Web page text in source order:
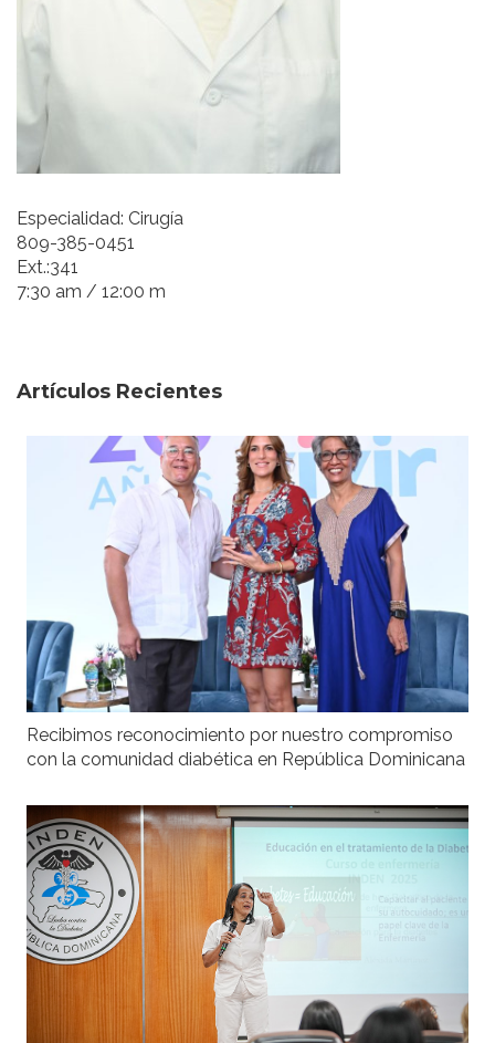
Especialidad: Cirugía
809-385-0451
Ext.:341
7:30 am / 12:00 m
Artículos Recientes
Recibimos reconocimiento por nuestro compromiso
con la comunidad diabética en República Dominicana